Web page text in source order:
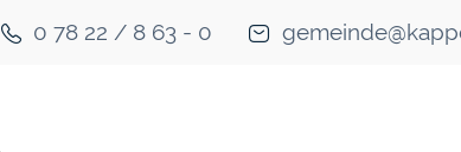
0 78 22 / 8 63 - 0